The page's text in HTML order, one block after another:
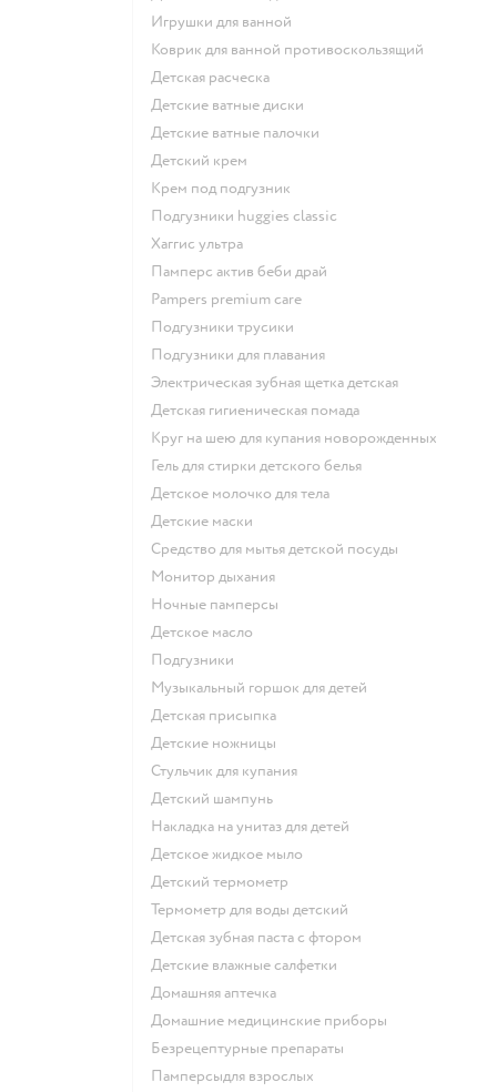
игрушки для ванной
коврик для ванной противоскользящий
детская расческа
детские ватные диски
детские ватные палочки
детский крем
крем под подгузник
подгузники huggies classic
хаггис ультра
памперс актив беби драй
pampers premium care
подгузники трусики
подгузники для плавания
электрическая зубная щетка детская
детская гигиеническая помада
круг на шею для купания новорожденных
гель для стирки детского белья
детское молочко для тела
детские маски
средство для мытья детской посуды
монитор дыхания
ночные памперсы
детское масло
подгузники
музыкальный горшок для детей
детская присыпка
детские ножницы
стульчик для купания
детский шампунь
накладка на унитаз для детей
детское жидкое мыло
детский термометр
термометр для воды детский
детская зубная паста с фтором
детские влажные салфетки
домашняя аптечка
домашние медицинские приборы
безрецептурные препараты
памперсыдля взрослых